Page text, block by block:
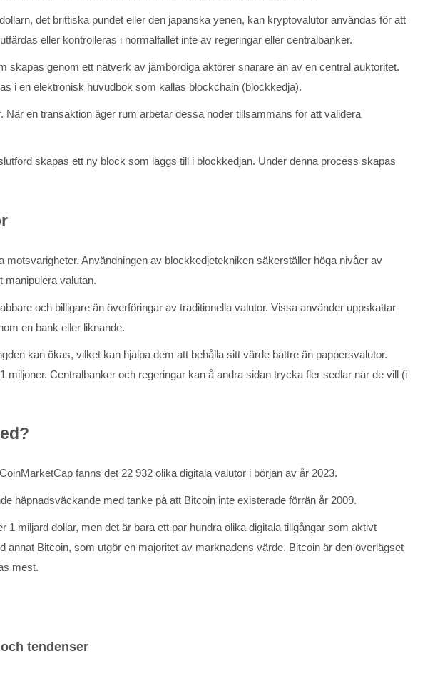
det brittiska pundet eller den japanska yenen, kan kryptovalutor användas för att
eller kontrolleras i normalfallet inte av regeringar eller centralbanker.
skapas genom ett nätverk av jämbördiga aktörer snarare än av en central auktoritet.
i en elektronisk huvudbok som kallas blockchain (blockkedja).
en transaktion äger rum arbetar dessa noder tillsammans för att validera
skapas ett ny block som läggs till i blockkedjan. Under denna process skapas
Användningen av blockkedjetekniken säkerställer höga nivåer av
manipulera valutan.
och billigare än överföringar av traditionella valutor. Vissa använder uppskattar
en bank eller liknande.
kan ökas, vilket kan hjälpa dem att behålla sitt värde bättre än pappersvalutor.
miljoner. Centralbanker och regeringar kan å andra sidan trycka fler sedlar när de vill (i
fanns det 22 932 olika digitala valutor i början av år 2023.
häpnadsväckande med tanke på att Bitcoin inte existerade förrän år 2009.
miljard dollar, men det är bara ett par hundra olika digitala tillgångar som aktivt
annat Bitcoin, som utgör en majoritet av marknadens värde. Bitcoin är den överlägset
mest.
tendenser